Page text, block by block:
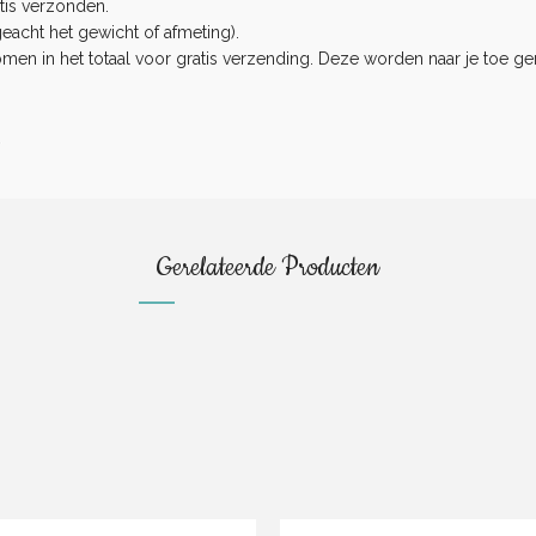
verzonden.
het gewicht of afmeting).
in het totaal voor gratis verzending. Deze worden naar je toe
Gerelateerde Producten